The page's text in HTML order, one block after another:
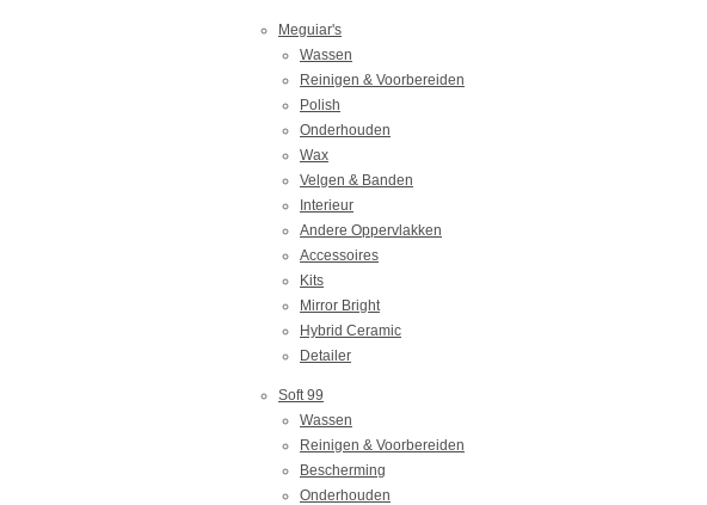
Meguiar's
Wassen
Reinigen & Voorbereiden
Polish
Onderhouden
Wax
Velgen & Banden
Interieur
Andere Oppervlakken
Accessoires
Kits
Mirror Bright
Hybrid Ceramic
Detailer
Soft 99
Wassen
Reinigen & Voorbereiden
Bescherming
Onderhouden